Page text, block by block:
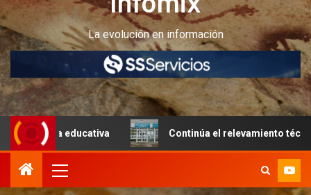
La evolución en información
educativa Continúa el relevamiento técnico en